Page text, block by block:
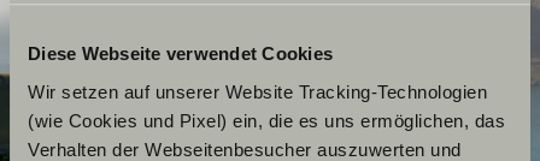
Diese Webseite verwendet Cookies
Wir setzen auf unserer Website Tracking-Technologien
(wie Cookies und Pixel) ein, die es uns ermöglichen, das
Verhalten der Webseitenbesucher auszuwerten und